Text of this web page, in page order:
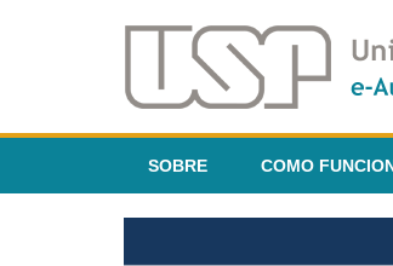
SOBRE COMO